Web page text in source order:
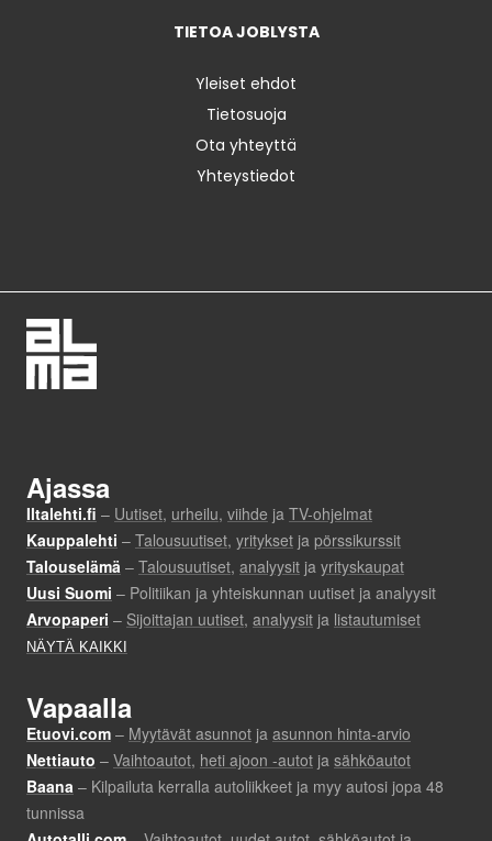
TIETOA JOBLYSTA
Yleiset ehdot
Tietosuoja
Ota yhteyttä
Yhteystiedot